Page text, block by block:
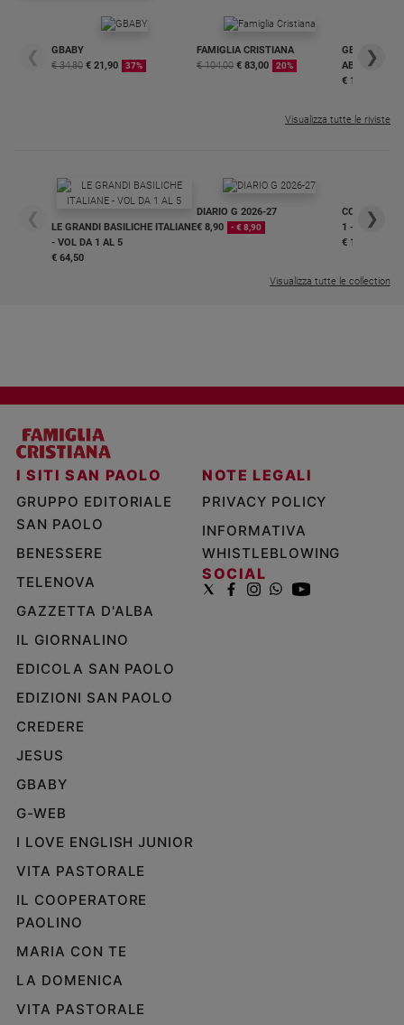
❮
GBABY
€ 34,80 € 21,90 37%
FAMIGLIA CRISTIANA
€ 104,00 € 83,00 20%
GBABY
€ 16,99
❯
Visualizza tutte le riviste
❮
LE GRANDI BASILICHE ITALIANE
- VOL DA 1 AL 5
€ 64,50
DIARIO G 2026-27
€ 8,90
- € 8,90
COLLANA
1 - 2
€ 18,50
❯
Visualizza tutte le collection
I SITI SAN PAOLO
GRUPPO EDITORIALE
SAN PAOLO
BENESSERE
TELENOVA
GAZZETTA D'ALBA
IL GIORNALINO
EDICOLA SAN PAOLO
EDIZIONI SAN PAOLO
CREDERE
JESUS
GBABY
G-WEB
I LOVE ENGLISH JUNIOR
VITA PASTORALE
IL COOPERATORE
PAOLINO
MARIA CON TE
LA DOMENICA
VITA PASTORALE
NOTE LEGALI
PRIVACY POLICY
INFORMATIVA
WHISTLEBLOWING
SOCIAL